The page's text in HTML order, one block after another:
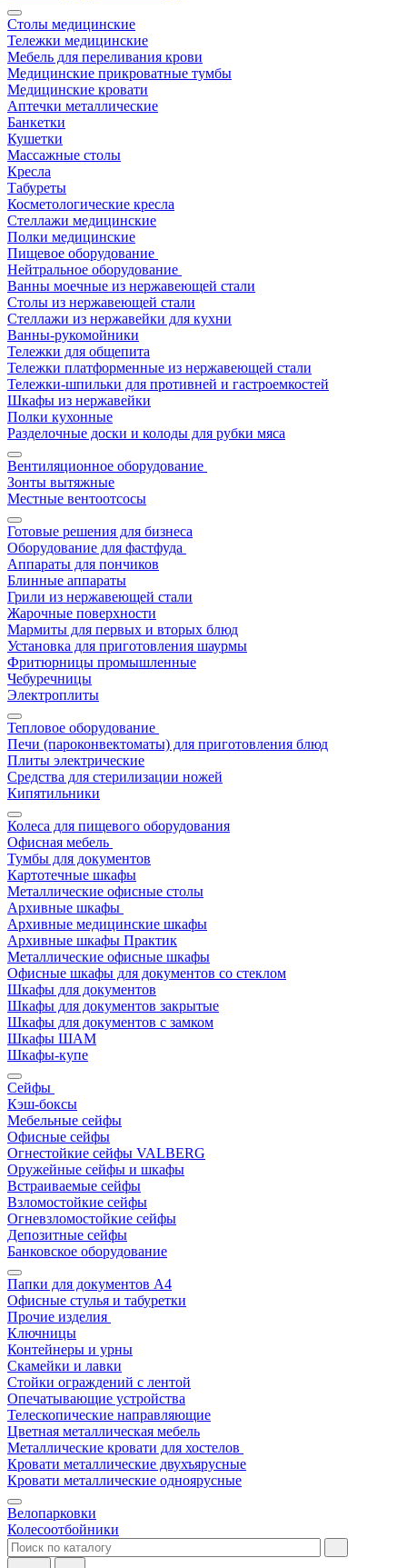
Столы медицинские
Тележки медицинские
Мебель для переливания крови
Медицинские прикроватные тумбы
Медицинские кровати
Аптечки металлические
Банкетки
Кушетки
Массажные столы
Кресла
Табуреты
Косметологические кресла
Стеллажи медицинские
Полки медицинские
Пищевое оборудование
Нейтральное оборудование
Ванны моечные из нержавеющей стали
Столы из нержавеющей стали
Стеллажи из нержавейки для кухни
Ванны-рукомойники
Тележки для общепита
Тележки платформенные из нержавеющей стали
Тележки-шпильки для противней и гастроемкостей
Шкафы из нержавейки
Полки кухонные
Разделочные доски и колоды для рубки мяса
Вентиляционное оборудование
Зонты вытяжные
Местные вентоотсосы
Готовые решения для бизнеса
Оборудование для фастфуда
Аппараты для пончиков
Блинные аппараты
Грили из нержавеющей стали
Жарочные поверхности
Мармиты для первых и вторых блюд
Установка для приготовления шаурмы
Фритюрницы промышленные
Чебуречницы
Электроплиты
Тепловое оборудование
Печи (пароконвектоматы) для приготовления блюд
Плиты электрические
Средства для стерилизации ножей
Кипятильники
Колеса для пищевого оборудования
Офисная мебель
Тумбы для документов
Картотечные шкафы
Металлические офисные столы
Архивные шкафы
Архивные медицинские шкафы
Архивные шкафы Практик
Металлические офисные шкафы
Офисные шкафы для документов со стеклом
Шкафы для документов
Шкафы для документов закрытые
Шкафы для документов с замком
Шкафы ШАМ
Шкафы-купе
Сейфы
Кэш-боксы
Мебельные сейфы
Офисные сейфы
Огнестойкие сейфы VALBERG
Оружейные сейфы и шкафы
Встраиваемые сейфы
Взломостойкие сейфы
Огневзломостойкие сейфы
Депозитные сейфы
Банковское оборудование
Папки для документов A4
Офисные стулья и табуретки
Прочие изделия
Ключницы
Контейнеры и урны
Скамейки и лавки
Стойки ограждений с лентой
Опечатывающие устройства
Телескопические направляющие
Цветная металлическая мебель
Металлические кровати для хостелов
Кровати металлические двухъярусные
Кровати металлические одноярусные
Велопарковки
Колесоотбойники